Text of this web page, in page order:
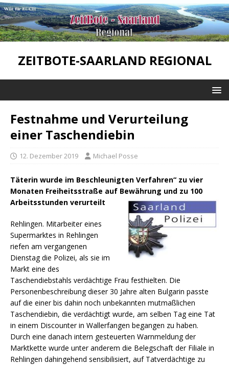
ZEITBOTE-SAARLAND REGIONAL
Festnahme und Verurteilung
einer Taschendiebin
12. Dezember 2019 Michael Posse
Täterin wurde im Beschleunigten Verfahren“ zu vier
Monaten Freiheitsstraße auf Bewährung und zu 100
Arbeitsstunden verurteilt
Rehlingen. Mitarbeiter eines
Supermarktes in Rehlingen
riefen am vergangenen
Dienstag die Polizei, als sie im
Markt eine des
Taschendiebstahls verdächtige Frau festhielten. Die
Personenbeschreibung dieser 30 Jahre alten Bulgarin passte
auf die einer bis dahin noch unbekannten mutmaßlichen
Taschendiebin, die verdächtigt wurde, am selben Tag eine Tat
in einem Discounter in Wallerfangen begangen zu haben.
Durch eine danach intern gesteuerten Warnmeldung der
Marktkette wurde unter anderem die Belegschaft der Filiale in
Rehlingen dahingehend sensibilisiert, auf Tatverdächtige zu